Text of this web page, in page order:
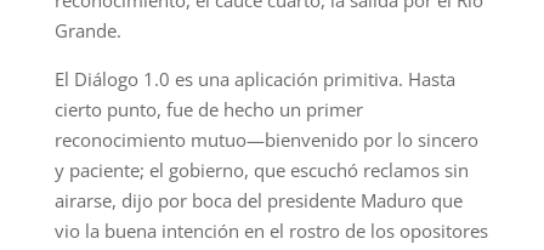
Grande.
El Diálogo 1.0 es una aplicación primitiva. Hasta
cierto punto, fue de hecho un primer
reconocimiento mutuo—bienvenido por lo sincero
y paciente; el gobierno, que escuchó reclamos sin
airarse, dijo por boca del presidente Maduro que
vio la buena intención en el rostro de los opositores